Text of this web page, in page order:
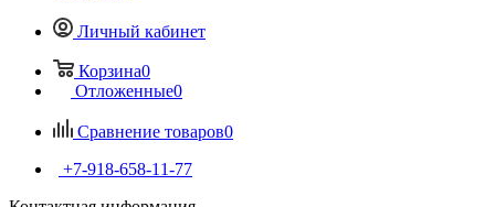
Личный кабинет
Корзина0
Отложенные0
Сравнение товаров0
+7-918-658-11-77